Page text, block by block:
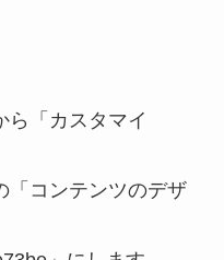
ら「カスタマイ
「コンテンツのデザ